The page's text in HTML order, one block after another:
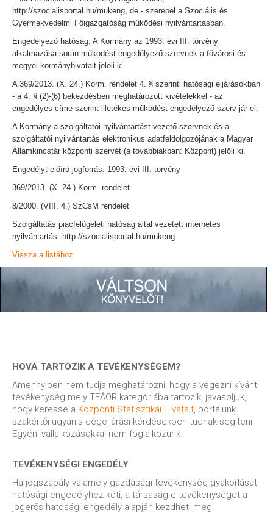
http://szocialisportal.hu/mukeng, de - szerepel a Szociális és
Gyermekvédelmi Főigazgatóság működési nyilvántartásban.
Engedélyező hatóság: A Kormány az 1993. évi III. törvény
alkalmazása során működést engedélyező szervnek a fővárosi és
megyei kormányhivatalt jelöli ki.
A 369/2013. (X. 24.) Korm. rendelet 4. § szerinti hatósági eljárásokban
- a 4. § (2)-(6) bekezdésben meghatározott kivételekkel - az
engedélyes címe szerint illetékes működést engedélyező szerv jár el.
A Kormány a szolgáltatói nyilvántartást vezető szervnek és a
szolgáltatói nyilvántartás elektronikus adatfeldolgozójának a Magyar
Államkincstár központi szervét (a továbbiakban: Központ) jelöli ki.
Engedélyt előíró jogforrás: 1993. évi III. törvény
369/2013. (X. 24.) Korm. rendelet
8/2000. (VIII. 4.) SzCsM rendelet
Szolgáltatás piacfelügeleti hatóság által vezetett internetes
nyilvántartás: http://szocialisportal.hu/mukeng
Vissza a listához
HOVÁ TARTOZIK A TEVÉKENYSÉGEM?
Amennyiben nem tudja meghatározni, hogy a végezni kívánt
tevékenység mely TEÁOR kategóriába tartozik, javasoljuk,
hogy keresse a Központi Statisztikai Hivatalt , portálunk
szakértői ugyanis cégeljárási kérdésekben tudnak segíteni.
Egyéni vállalkozásokkal nem foglalkozunk.
TEVÉKENYSÉGI ENGEDÉLY
Ha jogszabály valamely gazdasági tevékenység gyakorlását
hatósági engedélyhez köti, a társaság e tevékenységet a
jogerős hatósági engedély alapján kezdheti meg.